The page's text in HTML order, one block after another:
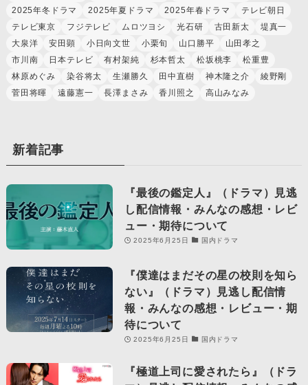
2025年冬ドラマ
2025年夏ドラマ 2025年春ドラマ
テレビ朝日
テレビ東京
フジテレビ ムロツヨシ 光石研 古田新太
堤真一
大泉洋
安田顕 小日向文世 小栗旬 山口勝平
山田孝之
市川南
日本テレビ 有村架純 杉本哲太 松坂桃李
松重豊
林原めぐみ
染谷将太 生瀬勝久 田中直樹 神木隆之介
綾野剛
菅田将暉
遠藤憲一 長澤まさみ 香川照之 高山みなみ
新着記事
『最後の鑑定人』（ドラマ）見逃
し配信情報・みんなの感想・レビ
ュー・期待について
2025年6月25日 国内ドラマ
『僕達はまだその星の校則を知ら
ない』（ドラマ）見逃し配信情
報・みんなの感想・レビュー・期
待について
2025年6月25日 国内ドラマ
『極道上司に愛されたら』（ドラ